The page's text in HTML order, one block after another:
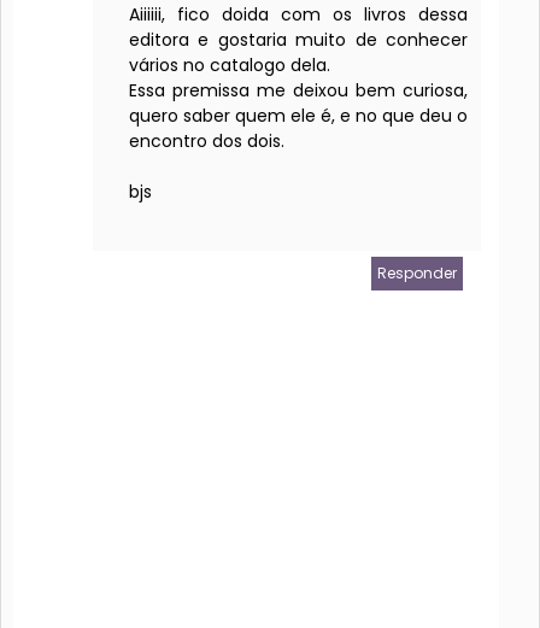
Aiiiiii, fico doida com os livros dessa
editora e gostaria muito de conhecer
vários no catalogo dela.
Essa premissa me deixou bem curiosa,
quero saber quem ele é, e no que deu o
encontro dos dois.
bjs
Responder